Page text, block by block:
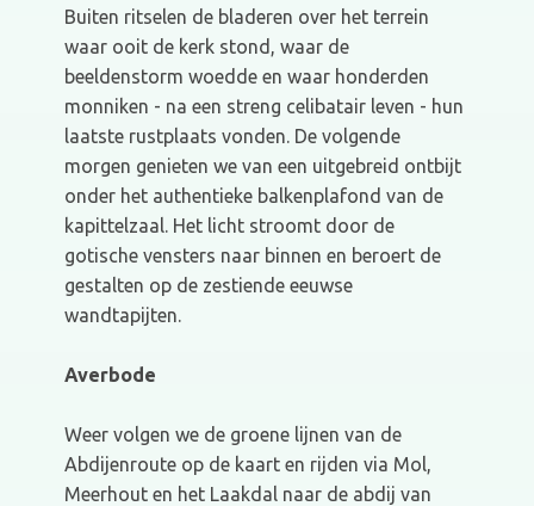
Buiten ritselen de bladeren over het terrein
waar ooit de kerk stond, waar de
beeldenstorm woedde en waar honderden
monniken - na een streng celibatair leven - hun
laatste rustplaats vonden. De volgende
morgen genieten we van een uitgebreid ontbijt
onder het authentieke balkenplafond van de
kapittelzaal. Het licht stroomt door de
gotische vensters naar binnen en beroert de
gestalten op de zestiende eeuwse
wandtapijten.
Averbode
Weer volgen we de groene lijnen van de
Abdijenroute op de kaart en rijden via Mol,
Meerhout en het Laakdal naar de abdij van